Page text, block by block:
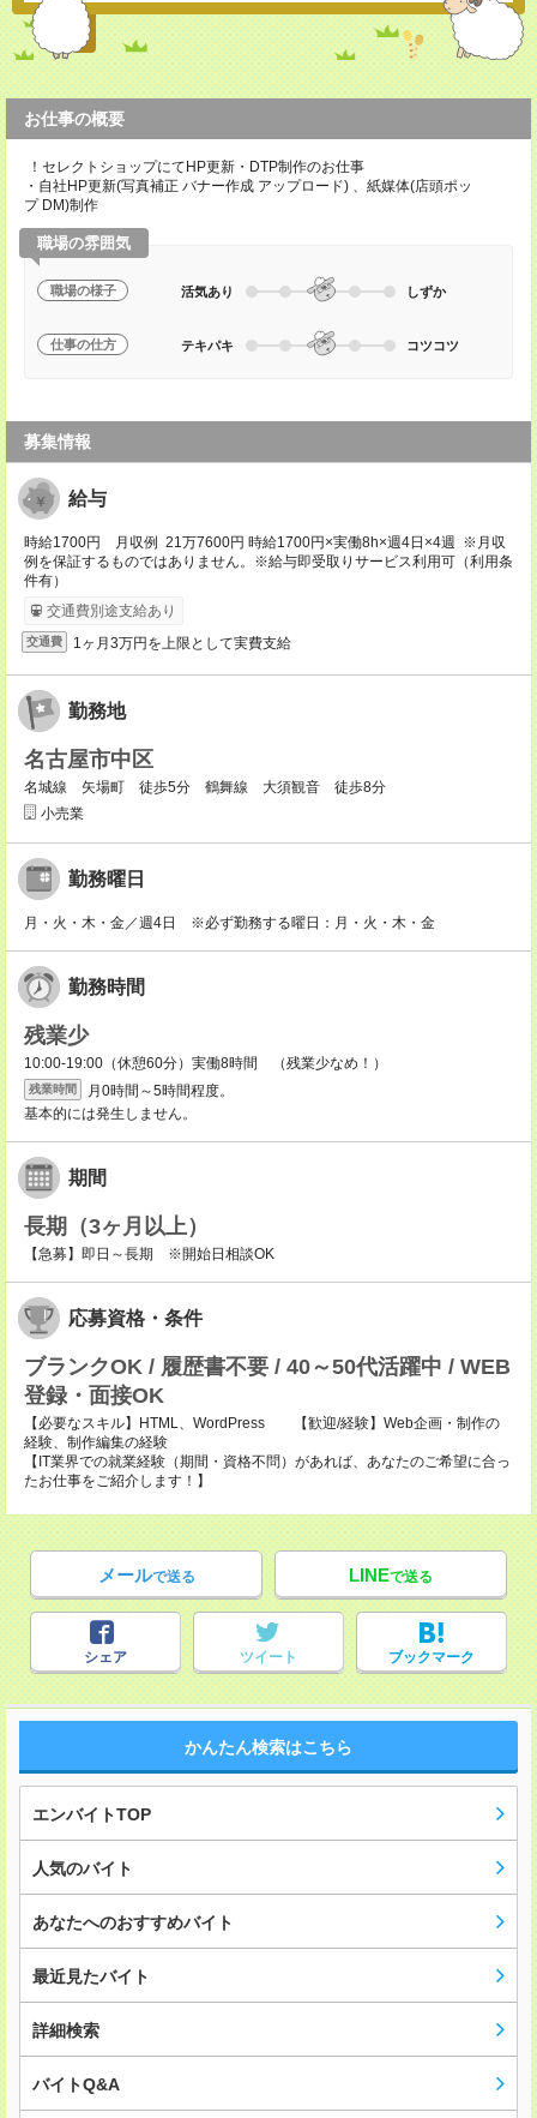
お仕事の概要
！セレクトショップにてHP更新・DTP制作のお仕事
・自社HP更新(写真補正 バナー作成 アップロード) 、紙媒体(店頭ポッ
プ DM)制作
職場の雰囲気
職場の様子 活気あり しずか
仕事の仕方 テキパキ コツコツ
募集情報
給与
時給1700円 月収例 21万7600円 時給1700円×実働8h×週4日×4週 ※月収
例を保証するものではありません。※給与即受取りサービス利用可（利用条
件有）
交通費別途支給あり
交通費 1ヶ月3万円を上限として実費支給
勤務地
名古屋市中区
名城線 矢場町 徒歩5分 鶴舞線 大須観音 徒歩8分
小売業
勤務曜日
月・火・木・金／週4日 ※必ず勤務する曜日：月・火・木・金
勤務時間
残業少
10:00-19:00（休憩60分）実働8時間 （残業少なめ！）
残業時間
月0時間～5時間程度。
基本的には発生しません。
期間
長期（3ヶ月以上）
【急募】即日～長期 ※開始日相談OK
応募資格・条件
ブランクOK / 履歴書不要 / 40～50代活躍中 / WEB
登録・面接OK
【必要なスキル】HTML、WordPress 【歓迎/経験】Web企画・制作の
経験、制作編集の経験
【IT業界での就業経験（期間・資格不問）があれば、あなたのご希望に合っ
たお仕事をご紹介します！】
メールで送る LINEで送る
シェア ツイート ブックマーク
かんたん検索はこちら
エンバイトTOP
人気のバイト
あなたへのおすすめバイト
最近見たバイト
詳細検索
バイトQ&A